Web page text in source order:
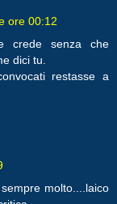
ore 00:12
crede senza che
dici tu.
restasse a
molto....laico